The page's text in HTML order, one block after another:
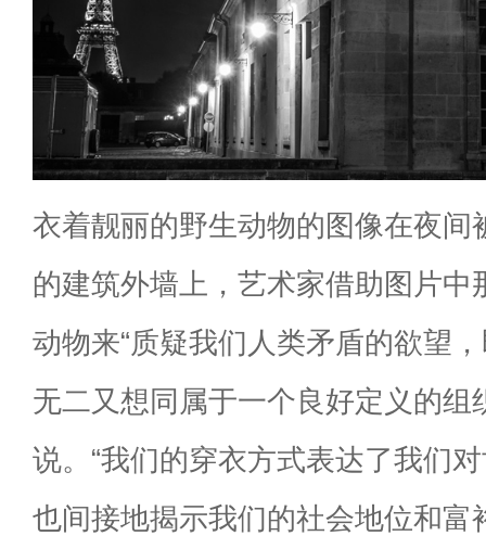
衣着靓丽的野生动物的图像在夜间
的建筑外墙上，艺术家借助图片中
动物来“质疑我们人类矛盾的欲望
无二又想同属于一个良好定义的组
说。“我们的穿衣方式表达了我们
也间接地揭示我们的社会地位和富